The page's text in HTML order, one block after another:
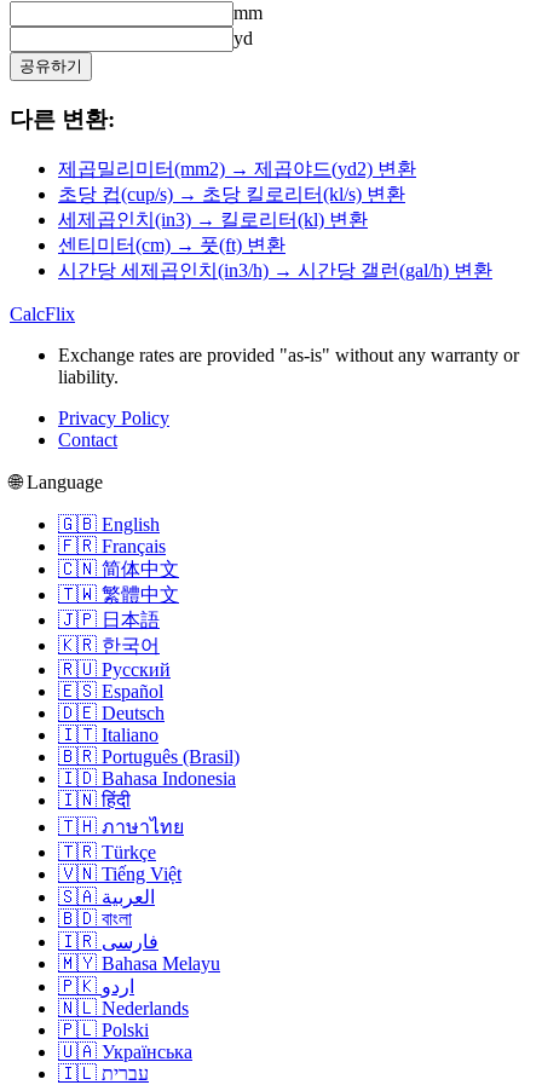
mm
yd
공유하기
다른 변환:
제곱밀리미터(mm2) → 제곱야드(yd2) 변환
초당 컵(cup/s) → 초당 킬로리터(kl/s) 변환
세제곱인치(in3) → 킬로리터(kl) 변환
센티미터(cm) → 풋(ft) 변환
시간당 세제곱인치(in3/h) → 시간당 갤런(gal/h) 변환
CalcFlix
Exchange rates are provided "as-is" without any warranty or
liability.
Privacy Policy
Contact
🌐 Language
🇬🇧 English
🇫🇷 Français
🇨🇳 简体中文
🇹🇼 繁體中文
🇯🇵 日本語
🇰🇷 한국어
🇷🇺 Русский
🇪🇸 Español
🇩🇪 Deutsch
🇮🇹 Italiano
🇧🇷 Português (Brasil)
🇮🇩 Bahasa Indonesia
🇮🇳 हिंदी
🇹🇭 ภาษาไทย
🇹🇷 Türkçe
🇻🇳 Tiếng Việt
🇸🇦 العربية
🇧🇩 বাংলা
🇮🇷 فارسی
🇲🇾 Bahasa Melayu
🇵🇰 اردو
🇳🇱 Nederlands
🇵🇱 Polski
🇺🇦 Українська
🇮🇱 עברית